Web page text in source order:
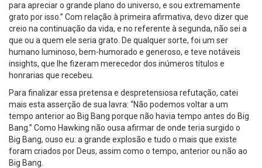
para apreciar o grande plano do universo, e sou extremamente
grato por isso.” Com relação à primeira afirmativa, devo dizer que
creio na continuação da vida, e no referente à segunda, não sei a
que ou a quem ele seria grato. De qualquer sorte, foi um ser
humano luminoso, bem-humorado e generoso, e teve notáveis
insights, que lhe fizeram merecedor dos inúmeros títulos e
honrarias que recebeu.
Para finalizar essa pretensa e despretensiosa refutação, catei
mais esta asserção de sua lavra: “Não podemos voltar a um
tempo anterior ao Big Bang porque não havia tempo antes do Big
Bang.” Como Hawking não ousa afirmar de onde teria surgido o
Big Bang, ouso eu: a grande explosão e tudo o mais que existe
foram criados por Deus, assim como o tempo, anterior ou não ao
Big Bang.